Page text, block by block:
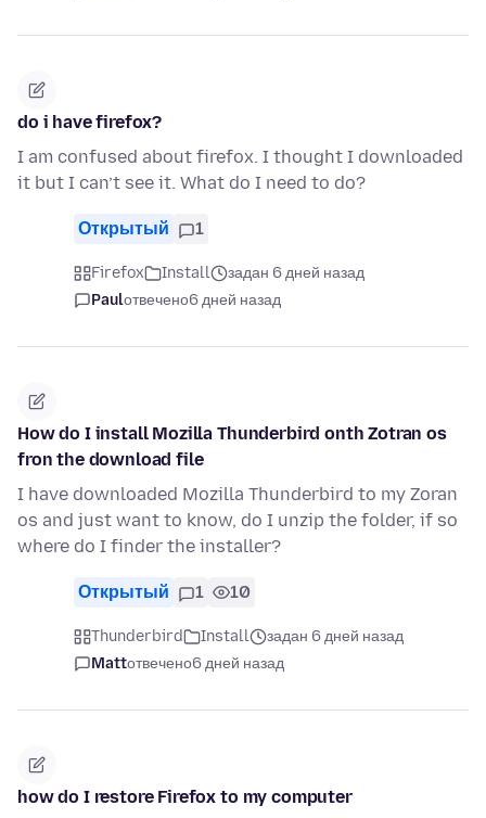
do i have firefox?
I am confused about firefox. I thought I downloaded
it but I can’t see it. What do I need to do?
Открытый 1
Firefox Install
задан 6 дней назад
Paulотвечено6 дней назад
How do I install Mozilla Thunderbird onth Zotran os
fron the download file
I have downloaded Mozilla Thunderbird to my Zoran
os and just want to know, do I unzip the folder, if so
where do I finder the installer?
Открытый 1 10
Thunderbird Install
задан 6 дней назад
Mattотвечено6 дней назад
how do I restore Firefox to my computer